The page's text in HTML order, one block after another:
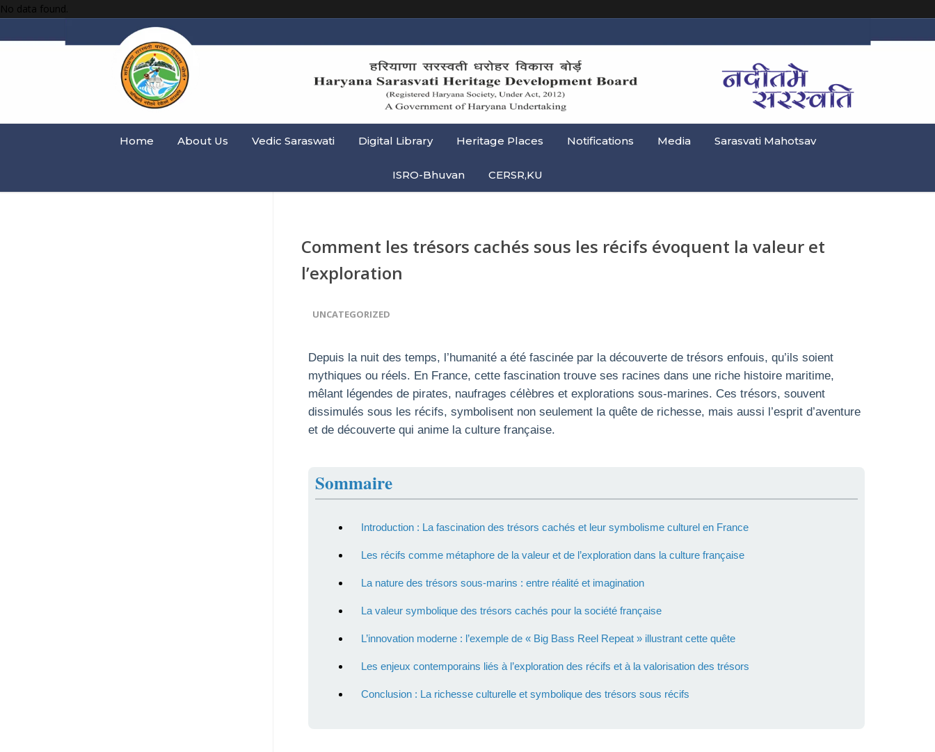
No data found.
Home About Us Vedic Saraswati Digital Library Heritage Places Notifications Media Sarasvati Mahotsav
ISRO-Bhuvan CERSR,KU
Comment les trésors cachés sous les récifs évoquent la valeur et
l’exploration
UNCATEGORIZED
Depuis la nuit des temps, l’humanité a été fascinée par la découverte de trésors enfouis, qu’ils soient
mythiques ou réels. En France, cette fascination trouve ses racines dans une riche histoire maritime,
mêlant légendes de pirates, naufrages célèbres et explorations sous-marines. Ces trésors, souvent
dissimulés sous les récifs, symbolisent non seulement la quête de richesse, mais aussi l’esprit d’aventure
et de découverte qui anime la culture française.
Sommaire
Introduction : La fascination des trésors cachés et leur symbolisme culturel en France
Les récifs comme métaphore de la valeur et de l’exploration dans la culture française
La nature des trésors sous-marins : entre réalité et imagination
La valeur symbolique des trésors cachés pour la société française
L’innovation moderne : l’exemple de « Big Bass Reel Repeat » illustrant cette quête
Les enjeux contemporains liés à l’exploration des récifs et à la valorisation des trésors
Conclusion : La richesse culturelle et symbolique des trésors sous récifs